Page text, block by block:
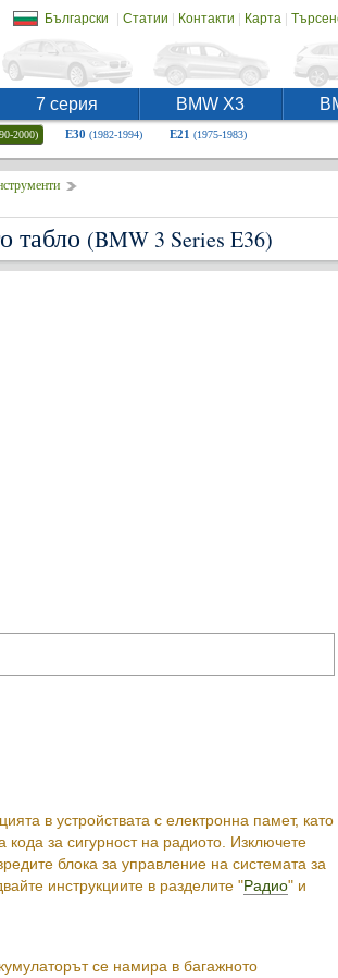
Български | Статии | Контакти | Карта|
7 серия BMW X3
2000) E30 (1982-1994) E21 (1975-1983)
табло (BMW 3 Series E36)
в устройствата с електронна памет, като
за сигурност на радиото. Изключете
блока за управление на системата за
инструкциите в разделите "Радио" и
се намира в багажното